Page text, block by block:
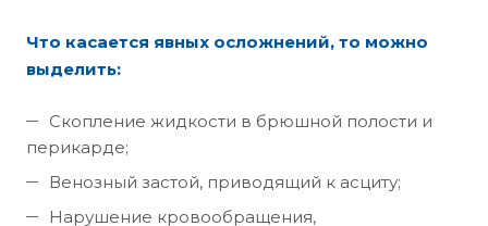
Что касается явных осложнений, то можно
выделить:
Скопление жидкости в брюшной полости и
перикарде;
Венозный застой, приводящий к асциту;
Нарушение кровообращения,